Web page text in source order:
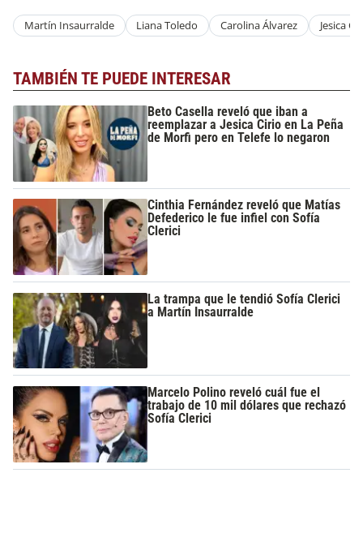
Martín Insaurralde Liana Toledo Carolina Álvarez Jesica
TAMBIÉN TE PUEDE INTERESAR
Beto Casella reveló que iban a
reemplazar a Jesica Cirio en La Peña
de Morfi pero en Telefe lo negaron
Cinthia Fernández reveló que Matías
Defederico le fue infiel con Sofía
Clerici
La trampa que le tendió Sofía Clerici
a Martín Insaurralde
Marcelo Polino reveló cuál fue el
trabajo de 10 mil dólares que rechazó
Sofía Clerici